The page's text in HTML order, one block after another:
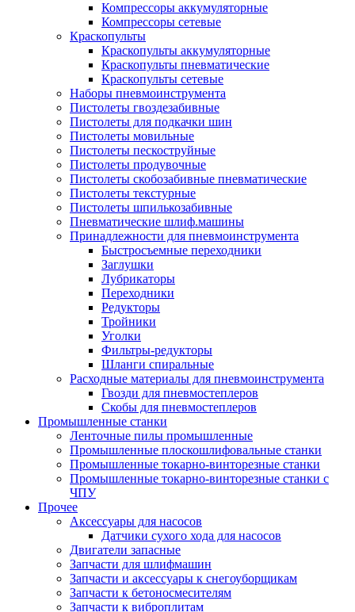
Компрессоры аккумуляторные
Компрессоры сетевые
Краскопульты
Краскопульты аккумуляторные
Краскопульты пневматические
Краскопульты сетевые
Наборы пневмоинструмента
Пистолеты гвоздезабивные
Пистолеты для подкачки шин
Пистолеты мовильные
Пистолеты пескоструйные
Пистолеты продувочные
Пистолеты скобозабивные пневматические
Пистолеты текстурные
Пистолеты шпилькозабивные
Пневматические шлиф.машины
Принадлежности для пневмоинструмента
Быстросъемные переходники
Заглушки
Лубрикаторы
Переходники
Редукторы
Тройники
Уголки
Фильтры-редукторы
Шланги спиральные
Расходные материалы для пневмоинструмента
Гвозди для пневмостеплеров
Скобы для пневмостеплеров
Промышленные станки
Ленточные пилы промышленные
Промышленные плоскошлифовальные станки
Промышленные токарно-винторезные станки
Промышленные токарно-винторезные станки с
ЧПУ
Прочее
Аксессуары для насосов
Датчики сухого хода для насосов
Двигатели запасные
Запчасти для шлифмашин
Запчасти и аксессуары к снегоуборщикам
Запчасти к бетоносмесителям
Запчасти к виброплитам